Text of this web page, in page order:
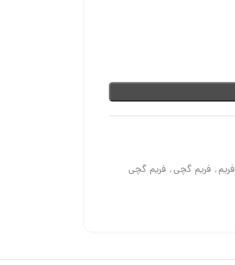
فریم, فریم گچی, فریم گچی